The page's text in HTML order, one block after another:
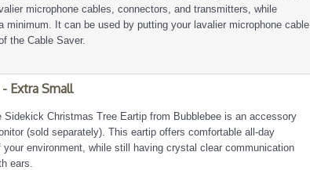
microphone cables, connectors, and transmitters, while
minimum. It can be used by putting your lavalier microphone cable
the Cable Saver.
Extra Small
Christmas Tree Eartip from Bubblebee is an accessory
(sold separately). This eartip offers comfortable all-day
environment, while still having crystal clear communication
ears.